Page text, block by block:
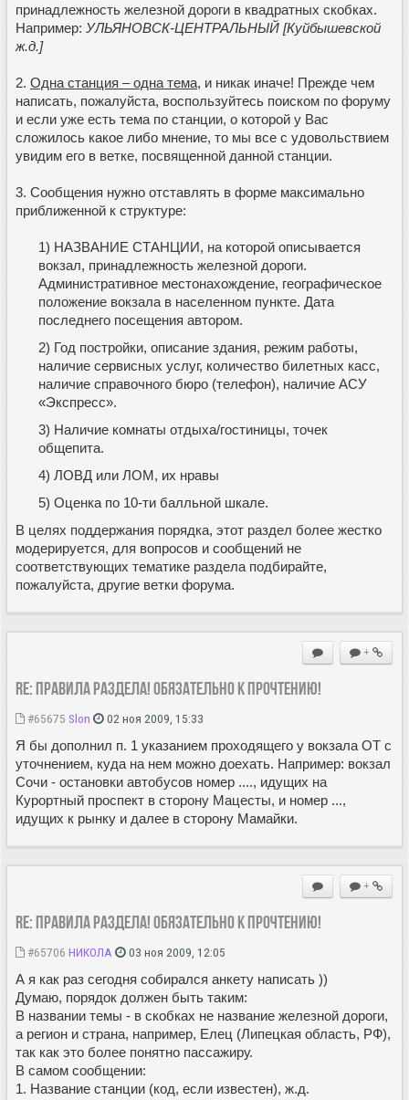
принадлежность железной дороги в квадратных скобках.
Например: УЛЬЯНОВСК-ЦЕНТРАЛЬНЫЙ [Куйбышевской
ж.д.]
2. Одна станция – одна тема, и никак иначе! Прежде чем
написать, пожалуйста, воспользуйтесь поиском по форуму
и если уже есть тема по станции, о которой у Вас
сложилось какое либо мнение, то мы все с удовольствием
увидим его в ветке, посвященной данной станции.
3. Сообщения нужно отставлять в форме максимально
приближенной к структуре:
1) НАЗВАНИЕ СТАНЦИИ, на которой описывается
вокзал, принадлежность железной дороги.
Административное местонахождение, географическое
положение вокзала в населенном пункте. Дата
последнего посещения автором.
2) Год постройки, описание здания, режим работы,
наличие сервисных услуг, количество билетных касс,
наличие справочного бюро (телефон), наличие АСУ
«Экспресс».
3) Наличие комнаты отдыха/гостиницы, точек
общепита.
4) ЛОВД или ЛОМ, их нравы
5) Оценка по 10-ти балльной шкале.
В целях поддержания порядка, этот раздел более жестко
модерируется, для вопросов и сообщений не
соответствующих тематике раздела подбирайте,
пожалуйста, другие ветки форума.
+
Re: Правила раздела! Обязательно к прочтению!
#65675 Slon 02 ноя 2009, 15:33
Я бы дополнил п. 1 указанием проходящего у вокзала ОТ с
уточнением, куда на нем можно доехать. Например: вокзал
Сочи - остановки автобусов номер ...., идущих на
Курортный проспект в сторону Мацесты, и номер ...,
идущих к рынку и далее в сторону Мамайки.
+
Re: Правила раздела! Обязательно к прочтению!
#65706 НИКОЛА 03 ноя 2009, 12:05
А я как раз сегодня собирался анкету написать ))
Думаю, порядок должен быть таким:
В названии темы - в скобках не название железной дороги,
а регион и страна, например, Елец (Липецкая область, РФ),
так как это более понятно пассажиру.
В самом сообщении:
1. Название станции (код, если известен), ж.д.